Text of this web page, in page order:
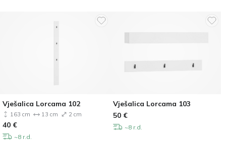
Vješalica Lorcama 102
163 cm 13 cm 2 cm
40 €
~8 r.d.
Vješalica Lorcama 103
50 €
~8 r.d.